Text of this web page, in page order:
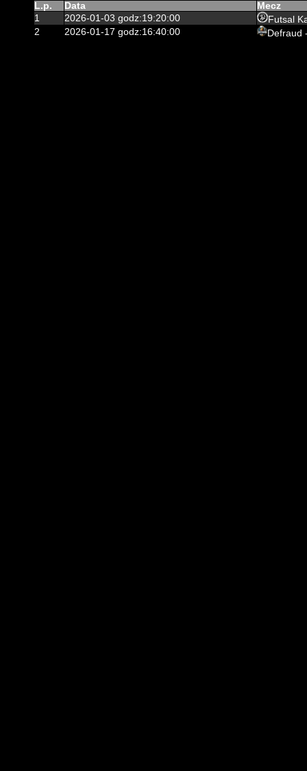
L.p. Data
Mecz
1
2026-01-03 godz:19:20:00
Futsal
2
2026-01-17 godz:16:40:00 Defraud